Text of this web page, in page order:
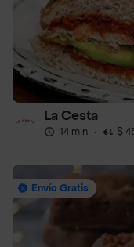
La Cesta
14 min · $
Envío Gratis